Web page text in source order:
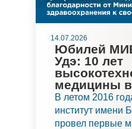
14.07.2026
Юбилей
Удэ: 10 лет
медицины
В летом 2016
институт имени
провел первые